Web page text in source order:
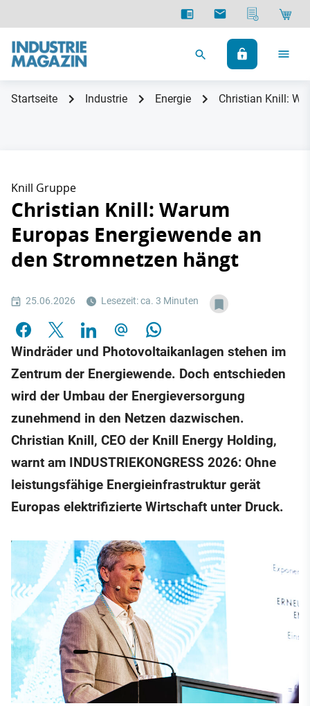
Startseite Industrie Energie Christian Knill:
Knill Gruppe
Christian Knill: Warum
Europas Energiewende an
den Stromnetzen hängt
25.06.2026 Lesezeit: ca. 3 Minuten
Windräder und Photovoltaikanlagen stehen im
Zentrum der Energiewende. Doch entschieden
wird der Umbau der Energieversorgung
zunehmend in den Netzen dazwischen.
Christian Knill, CEO der Knill Energy Holding,
warnt am INDUSTRIEKONGRESS 2026: Ohne
leistungsfähige Energieinfrastruktur gerät
Europas elektrifizierte Wirtschaft unter Druck.